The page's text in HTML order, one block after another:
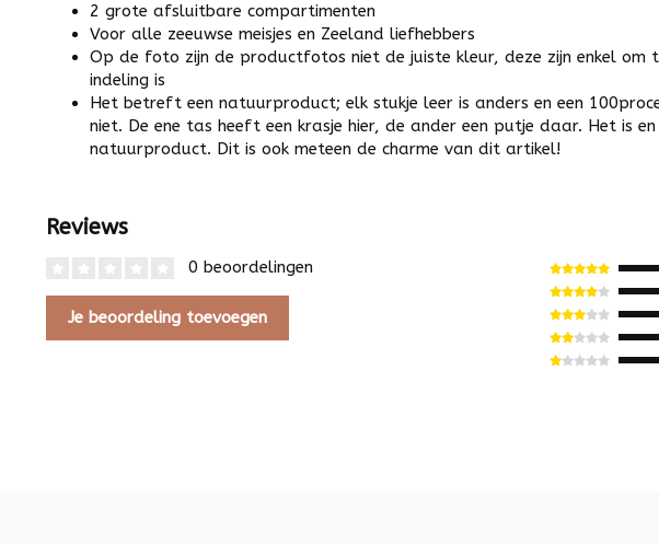
2 grote afsluitbare compartimenten
Voor alle zeeuwse meisjes en Zeeland liefhebbers
Op de foto zijn de productfotos niet de juiste kleur, deze zijn enkel om
indeling is
Het betreft een natuurproduct; elk stukje leer is anders en een
niet. De ene tas heeft een krasje hier, de ander een putje daar. Het is
natuurproduct. Dit is ook meteen de charme van dit artikel!
Reviews
0 beoordelingen
Je beoordeling toevoegen